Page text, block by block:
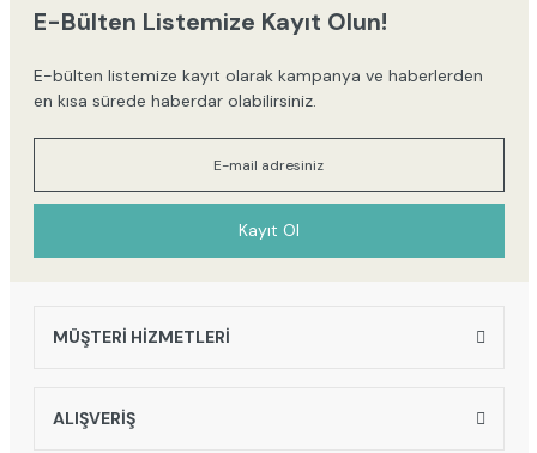
E-Bülten Listemize Kayıt Olun!
E-bülten listemize kayıt olarak kampanya ve haberlerden
en kısa sürede haberdar olabilirsiniz.
Kayıt Ol
MÜŞTERİ HİZMETLERİ
ALIŞVERİŞ